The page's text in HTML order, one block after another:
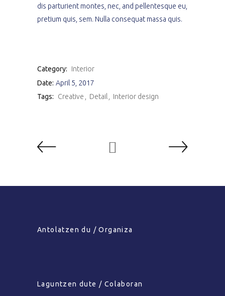
dis parturient montes, nec, and pellentesque eu,
pretium quis, sem. Nulla consequat massa quis.
Category:
Interior
Date: April 5, 2017
Tags:
Creative Detail Interior design
Antolatzen du / Organiza
Laguntzen dute / Colaboran